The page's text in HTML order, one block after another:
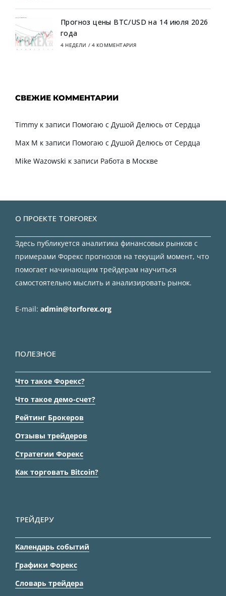
Прогноз цены BTC/USD на 14 июля 2026
года
4 НЕДЕЛИ / 4 КОММЕНТАРИЯ
СВЕЖИЕ КОММЕНТАРИИ
Timmy к записи Помогаю с Душой Делюсь от Сердца
Max M к записи Помогаю с Душой Делюсь от Сердца
Mike Wazowski к записи Работа в Москве
О ПРОЕКТЕ TORFOREX
Здесь публикуется аналитика финансовых рынков с
примерами Форекс прогнозов на текущий момент, что
помогает начинающим трейдерам научиться
самостоятельно мыслить и анализировать рынок.
E-mail: admin@torforex.org
ПОЛЕЗНОЕ
Что такое Форекс?
Что такое демо-счет?
Рейтинг Брокеров
Отзывы трейдеров
Стратегии Форекс
Как торговать Bitcoin?
ТРЕЙДЕРУ
Календарь событий
Графики Форекс
Словарь трейдера